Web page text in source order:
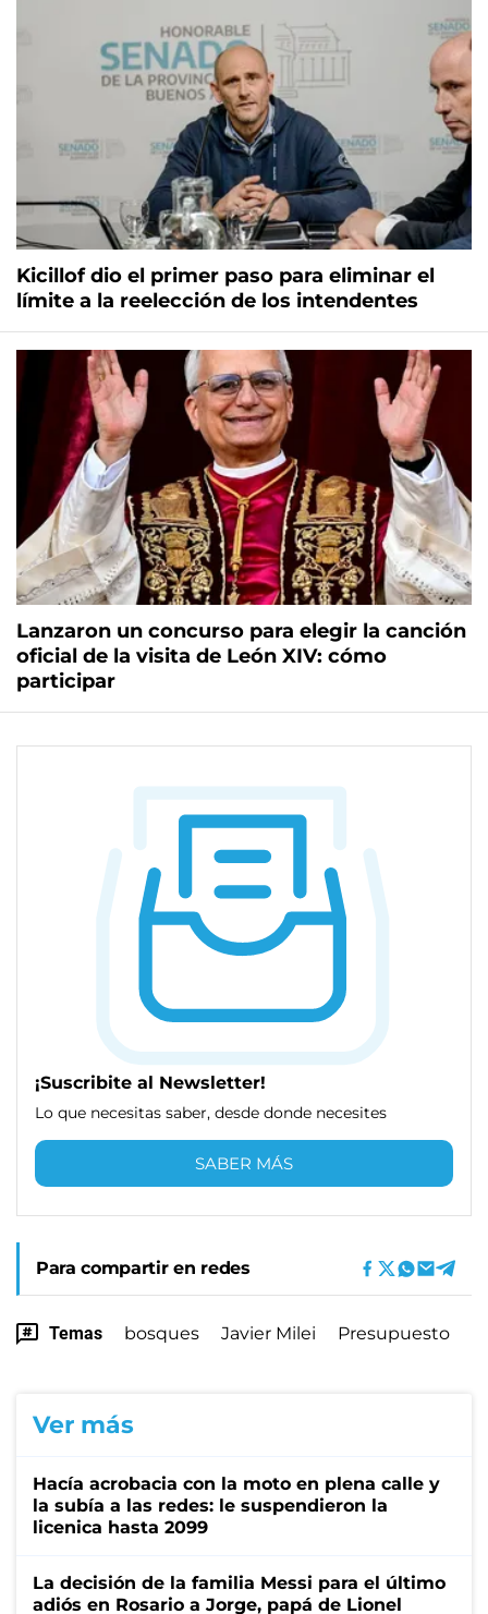
Kicillof dio el primer paso para eliminar el
límite a la reelección de los intendentes
Lanzaron un concurso para elegir la canción
oficial de la visita de León XIV: cómo
participar
¡Suscribite al Newsletter!
Lo que necesitas saber, desde donde necesites
SABER MÁS
Para compartir en redes
Temas bosques Javier Milei Presupuesto
Ver más
Hacía acrobacia con la moto en plena calle y
la subía a las redes: le suspendieron la
licenica hasta 2099
La decisión de la familia Messi para el último
adiós en Rosario a Jorge, papá de Lionel